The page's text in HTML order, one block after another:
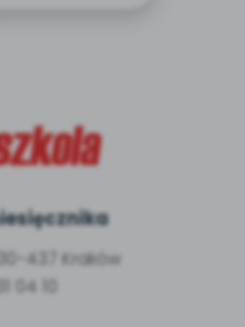
437 Kraków
04 10